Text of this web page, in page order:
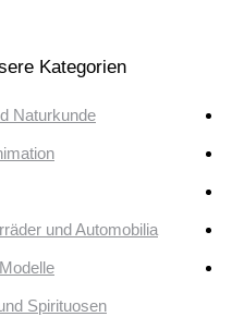
Kategorien
Naturkunde
und Automobilia
Spirituosen